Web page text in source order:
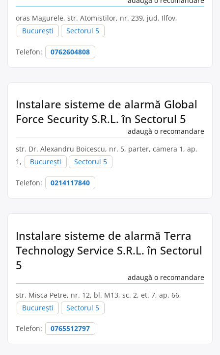
oras Magurele, str. Atomistilor, nr. 239, jud. Ilfov,
București
Sectorul 5
Telefon: 0762604808
Instalare sisteme de alarmă Global
Force Security S.R.L. în Sectorul 5
adaugă o recomandare
str. Dr. Alexandru Boicescu, nr. 5, parter, camera 1, ap.
1,
București Sectorul 5
Telefon: 0214117840
Instalare sisteme de alarmă Terra
Technology Service S.R.L. în Sectorul
5
adaugă o recomandare
str. Misca Petre, nr. 12, bl. M13, sc. 2, et. 7, ap. 66,
București
Sectorul 5
Telefon: 0765512797